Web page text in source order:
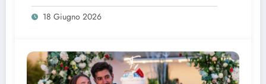
18 Giugno 2026